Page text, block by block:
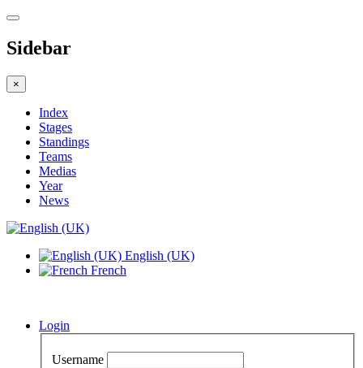
Sidebar
×
Index
Stages
Standings
Teams
Medias
Year
News
English (UK)
French
Login
Username